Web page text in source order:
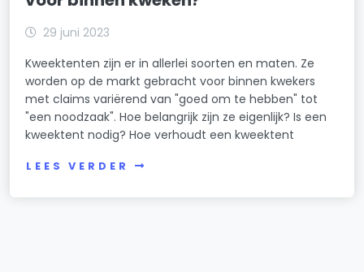
29 juni 2023
Kweektenten zijn er in allerlei soorten en maten. Ze
worden op de markt gebracht voor binnen kwekers
met claims variërend van "goed om te hebben" tot
"een noodzaak". Hoe belangrijk zijn ze eigenlijk? Is een
kweektent nodig? Hoe verhoudt een kweektent
LEES VERDER